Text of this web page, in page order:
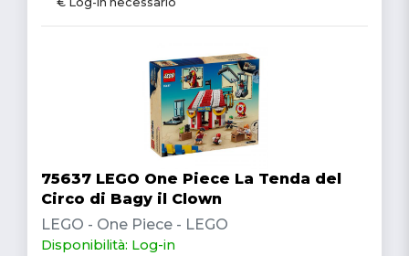
75637 LEGO One Piece La Tenda del
Circo di Bagy il Clown
LEGO - One Piece - LEGO
Disponibilità: Log-in